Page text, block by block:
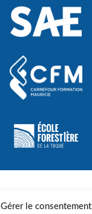
Gérer le consentement